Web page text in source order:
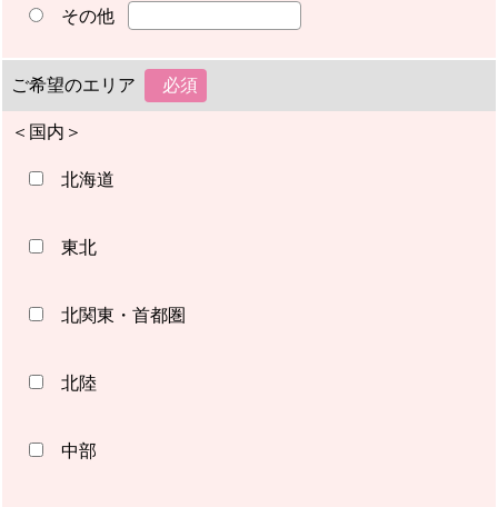
その他
ご希望のエリア
＜国内＞
北海道
東北
北関東・首都圏
北陸
中部